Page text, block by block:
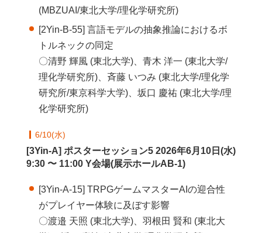
(MBZUAI/東北大学/理化学研究所)
[2Yin-B-55] 言語モデルの抽象推論におけるボ
トルネックの同定
〇清野 輝風 (東北大学)、青木 洋一 (東北大学/
理化学研究所)、斉藤 いつみ (東北大学/理化学
研究所/東京科学大学)、坂口 慶祐 (東北大学/理
化学研究所)
6/10(水)
[3Yin-A] ポスターセッション5 2026年6月10日(水)
9:30 〜 11:00 Y会場(展示ホールAB-1)
[3Yin-A-15] TRPGゲームマスターAIの迎合性
がプレイヤー体験に及ぼす影響
〇渡邉 天照 (東北大学)、羽根田 賢和 (東北大